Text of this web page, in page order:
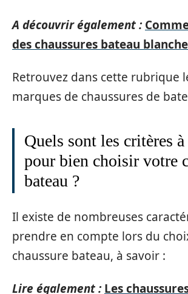
A découvrir également :
des chaussures bateau
Retrouvez dans cette rubrique
marques de chaussures de
Quels sont les critères
pour bien choisir votre
bateau ?
Il existe de nombreuses
prendre en compte lors du
chaussure bateau, à savoir :
Lire également : Les